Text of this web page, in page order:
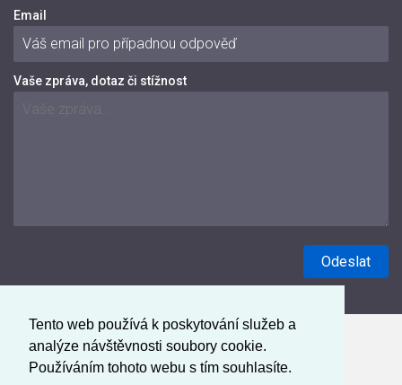
Tento web používá k poskytování služeb a
analýze návštěvnosti soubory cookie.
Používáním tohoto webu s tím souhlasíte.
Email
Vaše zpráva, dotaz či stížnost